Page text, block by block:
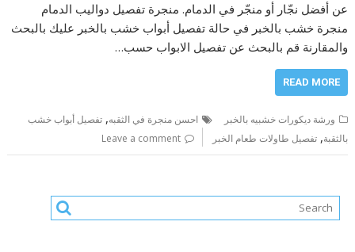
عن أفضل نجّار أو منجّر في الدمام. منجرة تفصيل دواليب الدمام
منجرة خشب بالخبر في حالة تفصيل أبواب خشب بالخبر عليك بالبحث
والمقارنة قم بالبحث عن تفصيل الابواب حسب…
READ MORE
ورشة ديكورات خشبيه بالخبر احسن منجرة في الثقبه,تفصيل أبواب خشب
بالثقبة,تفصيل طاولات طعام الخبر Leave a comment